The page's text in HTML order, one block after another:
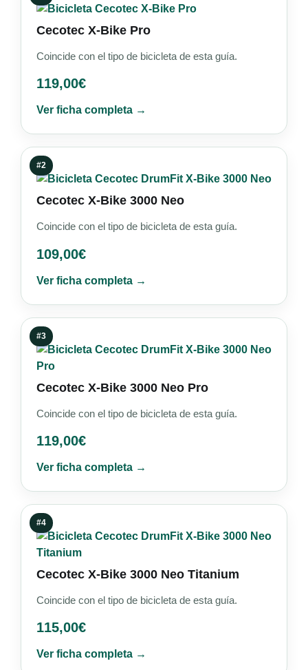
Cecotec X-Bike Pro
Coincide con el tipo de bicicleta de esta guía.
119,00€
Ver ficha completa →
#2
Cecotec X-Bike 3000 Neo
Coincide con el tipo de bicicleta de esta guía.
109,00€
Ver ficha completa →
#3
Cecotec X-Bike 3000 Neo Pro
Coincide con el tipo de bicicleta de esta guía.
119,00€
Ver ficha completa →
#4
Cecotec X-Bike 3000 Neo Titanium
Coincide con el tipo de bicicleta de esta guía.
115,00€
Ver ficha completa →